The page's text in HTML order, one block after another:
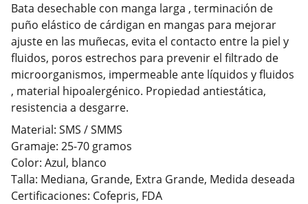
Bata desechable con manga larga , terminación de
puño elástico de cárdigan en mangas para mejorar
ajuste en las muñecas, evita el contacto entre la piel y
fluidos, poros estrechos para prevenir el filtrado de
microorganismos, impermeable ante líquidos y fluidos
, material hipoalergénico. Propiedad antiestática,
resistencia a desgarre.
Material: SMS / SMMS
Gramaje: 25-70 gramos
Color: Azul, blanco
Talla: Mediana, Grande, Extra Grande, Medida deseada
Certificaciones: Cofepris, FDA